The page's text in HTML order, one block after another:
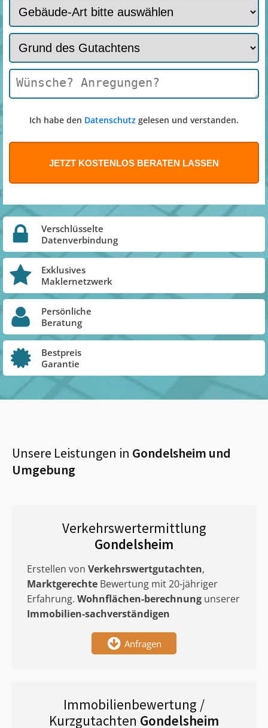
Ich habe den Datenschutz gelesen und verstanden.
Verschlüsselte
Datenverbindung
Exklusives
Maklernetzwerk
Persönliche
Beratung
Bestpreis
Garantie
Unsere Leistungen in Gondelsheim und
Umgebung
Verkehrswertermittlung
Gondelsheim
Erstellen von Verkehrswertgutachten,
Marktgerechte Bewertung mit 20-jähriger
Erfahrung. Wohnflächen-berechnung unserer
Immobilien-sachverständigen
Anfragen
Immobilienbewertung /
Kurzgutachten Gondelsheim